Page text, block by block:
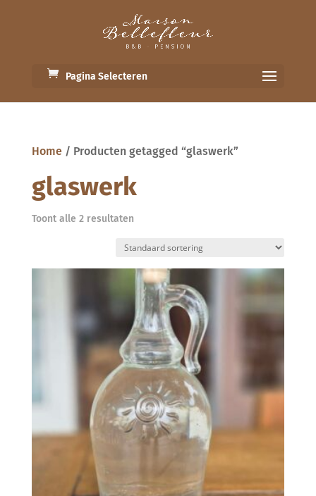
Pagina Selecteren
Home/ Producten getagged “glaswerk”
glaswerk
Toont alle 2 resultaten